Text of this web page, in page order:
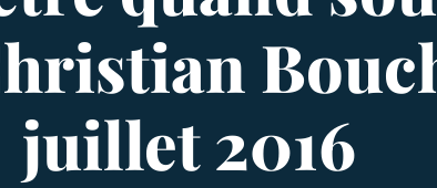
juillet 2016